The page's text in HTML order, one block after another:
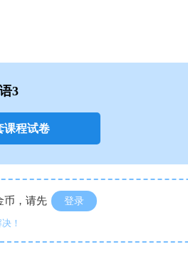
3
课程试卷
币，请先 登录
！